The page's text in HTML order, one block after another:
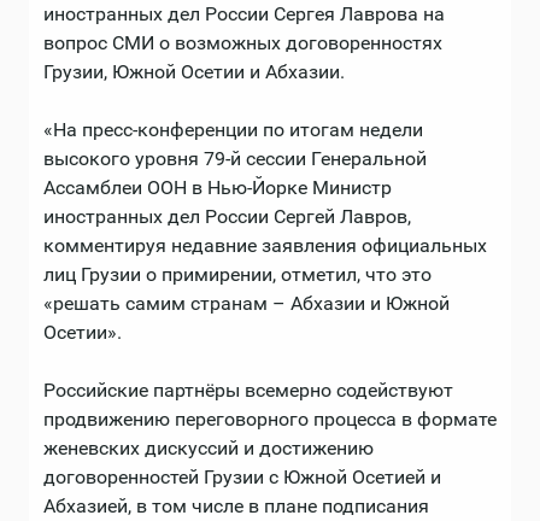
иностранных дел России Сергея Лаврова на
вопрос СМИ о возможных договоренностях
Грузии, Южной Осетии и Абхазии.
«На пресс-конференции по итогам недели
высокого уровня 79-й сессии Генеральной
Ассамблеи ООН в Нью-Йорке Министр
иностранных дел России Сергей Лавров,
комментируя недавние заявления официальных
лиц Грузии о примирении, отметил, что это
«решать самим странам – Абхазии и Южной
Осетии».
Российские партнёры всемерно содействуют
продвижению переговорного процесса в формате
женевских дискуссий и достижению
договоренностей Грузии с Южной Осетией и
Абхазией, в том числе в плане подписания